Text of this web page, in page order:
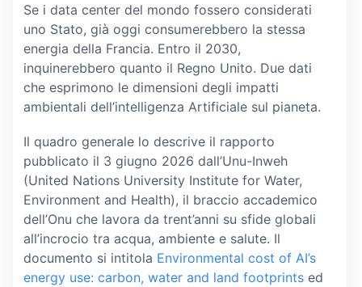
Se i data center del mondo fossero considerati
uno Stato, già oggi consumerebbero la stessa
energia della Francia. Entro il 2030,
inquinerebbero quanto il Regno Unito. Due dati
che esprimono le dimensioni degli impatti
ambientali dell’intelligenza Artificiale sul pianeta.
Il quadro generale lo descrive il rapporto
pubblicato il 3 giugno 2026 dall’Unu-Inweh
(United Nations University Institute for Water,
Environment and Health), il braccio accademico
dell’Onu che lavora da trent’anni su sfide globali
all’incrocio tra acqua, ambiente e salute. Il
documento si intitola Environmental cost of AI’s
energy use: carbon, water and land footprintsed